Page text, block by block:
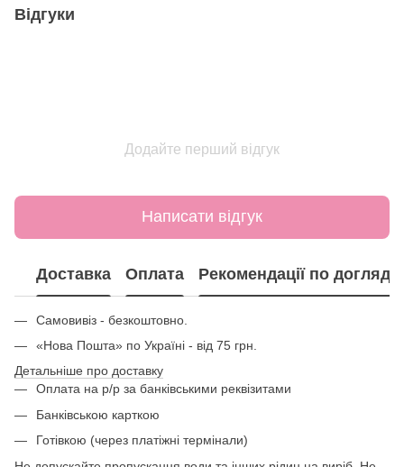
Відгуки
Додайте перший відгук
Написати відгук
Доставка Оплата Рекомендації по догляду
Самовивіз - безкоштовно.
«Нова Пошта» по Україні - від 75 грн.
Детальніше про доставку
Оплата на р/р за банківськими реквізитами
Банківською карткою
Готівкою (через платіжні термінали)